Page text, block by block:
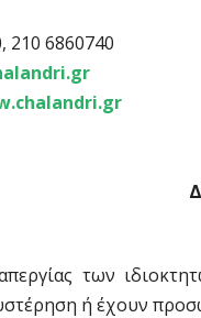
210 6860740
των
ή έχουν